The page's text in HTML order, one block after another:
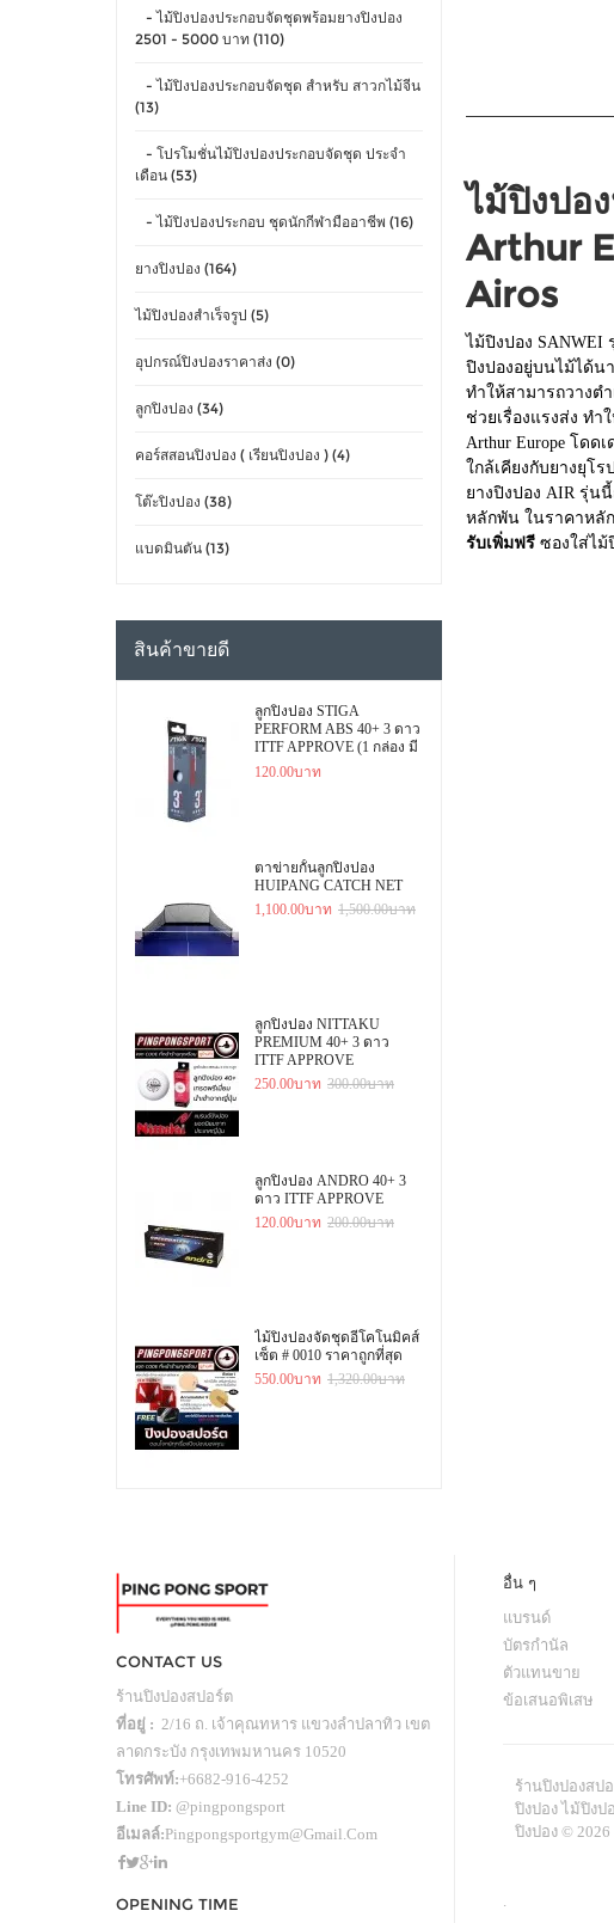
- ไม้ปิงปองประกอบจัดชุดพร้อมยางปิงปอง
2501 - 5000 บาท (110)
- ไม้ปิงปองประกอบจัดชุด สำหรับ สาวกไม้จีน
(13)
- โปรโมชั่นไม้ปิงปองประกอบจัดชุด ประจำ
เดือน (53)
- ไม้ปิงปองประกอบ ชุดนักกีฬามืออาชีพ (16)
ยางปิงปอง (164)
ไม้ปิงปองสำเร็จรูป (5)
อุปกรณ์ปิงปองราคาส่ง (0)
ลูกปิงปอง (34)
คอร์สสอนปิงปอง ( เรียนปิงปอง ) (4)
โต๊ะปิงปอง (38)
แบดมินตัน (13)
สินค้าขายดี
ลูกปิงปอง STIGA
PERFORM ABS 40+ 3 ดาว
ITTF APPROVE (1 กล่อง มี
3 ลูก)
120.00บาท
ตาข่ายกั้นลูกปิงปอง
HUIPANG CATCH NET
1,100.00บาท 1,500.00บาท
ลูกปิงปอง NITTAKU
PREMIUM 40+ 3 ดาว
ITTF APPROVE
250.00บาท 300.00บาท
ลูกปิงปอง ANDRO 40+ 3
ดาว ITTF APPROVE
120.00บาท 200.00บาท
ไม้ปิงปองจัดชุดอีโคโนมิคส์
เซ็ต # 0010 ราคาถูกที่สุด
550.00บาท 1,320.00บาท
ไม้ปิงปอ
Arthur
Airos
ไม้ปิงปอง
ปิงปองอยู่บนไม้ได้น
ทำให้สามารถวางต
ช่วยเรื่องแรงส่ง ท
Arthur Europe โดด
ใกล้เคียงกับยางยุโ
ยางปิงปอง AIR รุ่น
หลักพัน ในราคาหลั
รับเพิ่มฟรีซองใส่ไม้
CONTACT US
ร้านปิงปองสปอร์ต
ที่อยู่ : 2/16 ถ. เจ้าคุณทหาร แขวงลำปลาทิว เขต
ลาดกระบัง กรุงเทพมหานคร 10520
โทรศัพท์:+6682-916-4252
Line ID: @pingpongsport
อีเมลล์:Pingpongsportgym@gmail.com
OPENING TIME
อื่น ๆ
แบรนด์
บัตรกำนัล
ตัวแทนขาย
ข้อเสนอพิเสษ
ร้านปิงปองสป
ปิงปอง ไม้ปิงป
ปิงปอง © 2026
.